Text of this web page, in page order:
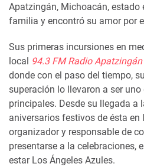
Apatzingán, Michoacán, estado
familia y encontró su amor por
Sus primeras incursiones en
local 94.3 FM Radio Apatzingán
donde con el paso del tiempo,
superación lo llevaron a ser
principales. Desde su llegada a
aniversarios festivos de ésta en
organizador y responsable de
presentarse a la celebraciones,
estar Los Ángeles Azules.